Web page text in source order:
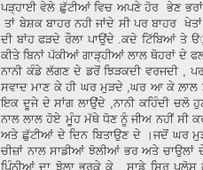
ਪੜ੍ਹਾਈ ਵੇਲੇ ਛੁੱਟੀਆਂ ਵਿਚ ਅਪਣੇ ਹੋਰ ਭੇਣ
ਤਾਂ ਬੇਸ਼ਕ ਬਾਹਰ ਨਹੀ ਜਾਂਦੇ ਸੀ ਪਰ ਬਾਹਰ
ਦੀ ਬਾਂਹ ਫੜਦੇ ਰੌਲਾ ਪਾਉਂਦੇ .ਕਦੇ ਟਿੱਬਿਆਂ ਤੇ
ਕੀਤੇ ਬਿਨਾਂ ਪੱਕੀਆਂ ਗਾੜ੍ਹੀਆਂ ਲਾਲ ਥੋਹਰਾਂ ਦੇ
ਨਾਨੀ ਕੰਡੇ ਲੱਗਣ ਦੇ ਡਰੋਂ ਝਿੜਕਦੀ ਵਰਜਦੀ ,
ਸਵਾਦ ਮਾਣ ਕੇ ਹੀ ਘਰ ਮੁੜਦੇ ,ਘਰ ਆ ਕੇ ਲ਼ਾਲ
ਇਕ ਦੂਜੇ ਦੇ ਸਾਂਗ ਲਾਉਂਦੇ ,ਨਾਨੀ ਕਹਿੰਦੀ ਚਲੋ
ਨਾਲ ਲਾਲ ਹੋਏ ਮੂੰਹ ਮੱਥੇ ਧੋਣ ਨੂੰ ਜੀਅ ਨਹੀਂ ਸੀ
ਅਤੇ ਛੁੱਟੀਆਂ ਦੇ ਦਿਨ ਬਿਤਾਉਣ ਦੇ ।ਜਦੋਂ ਘਰ
ਚੀਜ਼ਾਂ ਨਾਲ ਸਾਡੀਆਂ ਝੋਲੀਆਂ ਭਰ ਅਤੇ
ਪਿੰਨੀਆਂ ਦਾ ਝੋਲਾ ਭਰਕੇ ਕੇ , ਸਾਡੇ ਸਿਰ